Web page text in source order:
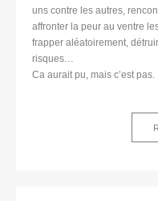
uns contre les autres,
affronter la peur au ventre
frapper aléatoirement,
risques…
Ca aurait pu, mais c’est pas.